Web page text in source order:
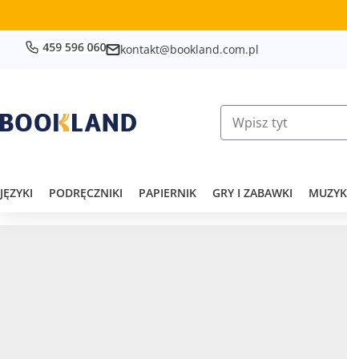
kontakt@bookland.com.pl
JĘZYKI PODRĘCZNIKI PAPIERNIK GRY I ZABAWKI